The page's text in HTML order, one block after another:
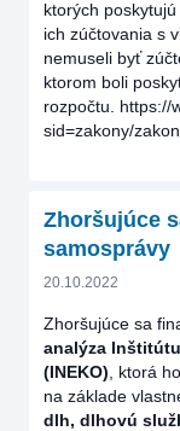
ktorých
ich zúčtovania s
nemuseli byť
ktorom boli
rozpočtu. https://
sid=zakony/
Zhoršujúce
samosprávy
20.10.2022
Zhoršujúce sa
analýza
(INEKO) , ktorá
na základe
dlh, dlhovú